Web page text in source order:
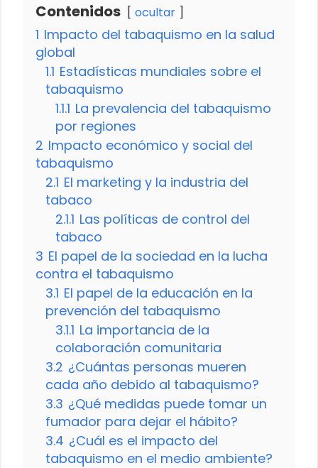
Contenidos ocultar
1 Impacto del tabaquismo en la salud
global
1.1 Estadísticas mundiales sobre el
tabaquismo
1.1.1 La prevalencia del tabaquismo
por regiones
2 Impacto económico y social del
tabaquismo
2.1 El marketing y la industria del
tabaco
2.1.1 Las políticas de control del
tabaco
3 El papel de la sociedad en la lucha
contra el tabaquismo
3.1 El papel de la educación en la
prevención del tabaquismo
3.1.1 La importancia de la
colaboración comunitaria
3.2 ¿Cuántas personas mueren
cada año debido al tabaquismo?
3.3 ¿Qué medidas puede tomar un
fumador para dejar el hábito?
3.4 ¿Cuál es el impacto del
tabaquismo en el medio ambiente?